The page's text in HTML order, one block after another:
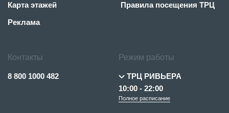
Контакты
8 800 1000 482
Режим работы
ТРЦ РИВЬЕРА
10:00 - 22:00
Полное расписание
Карта этажей
Реклама
Правила посещения ТРЦ